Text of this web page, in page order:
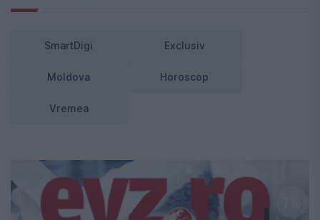
SmartDigi Exclusiv
Moldova Horoscop
Vremea